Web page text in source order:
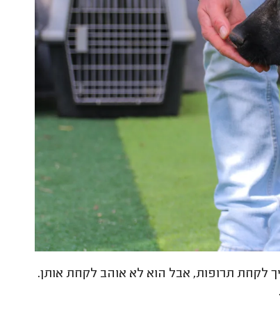
לקחת תרופות, אבל הוא לא אוהב לקחת אותן.